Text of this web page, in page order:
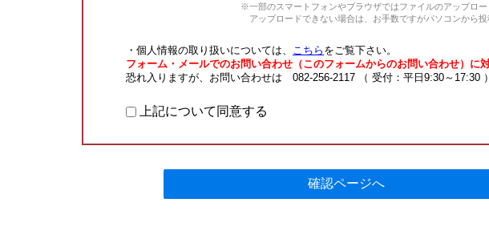
※一部のスマートフォンやブラウザではファイルのアップロ
アップロードできない場合は、お手数ですがパソコンから投
・個人情報の取り扱いについては、 こちら をご覧下さい。
フォーム・メールでのお問い合わせ（このフォームからのお問い合わせ）に
恐れ入りますが、お問い合わせは 082-256-2117 （ 受付：平日9:30～17:30
上記について同意する
確認ページへ